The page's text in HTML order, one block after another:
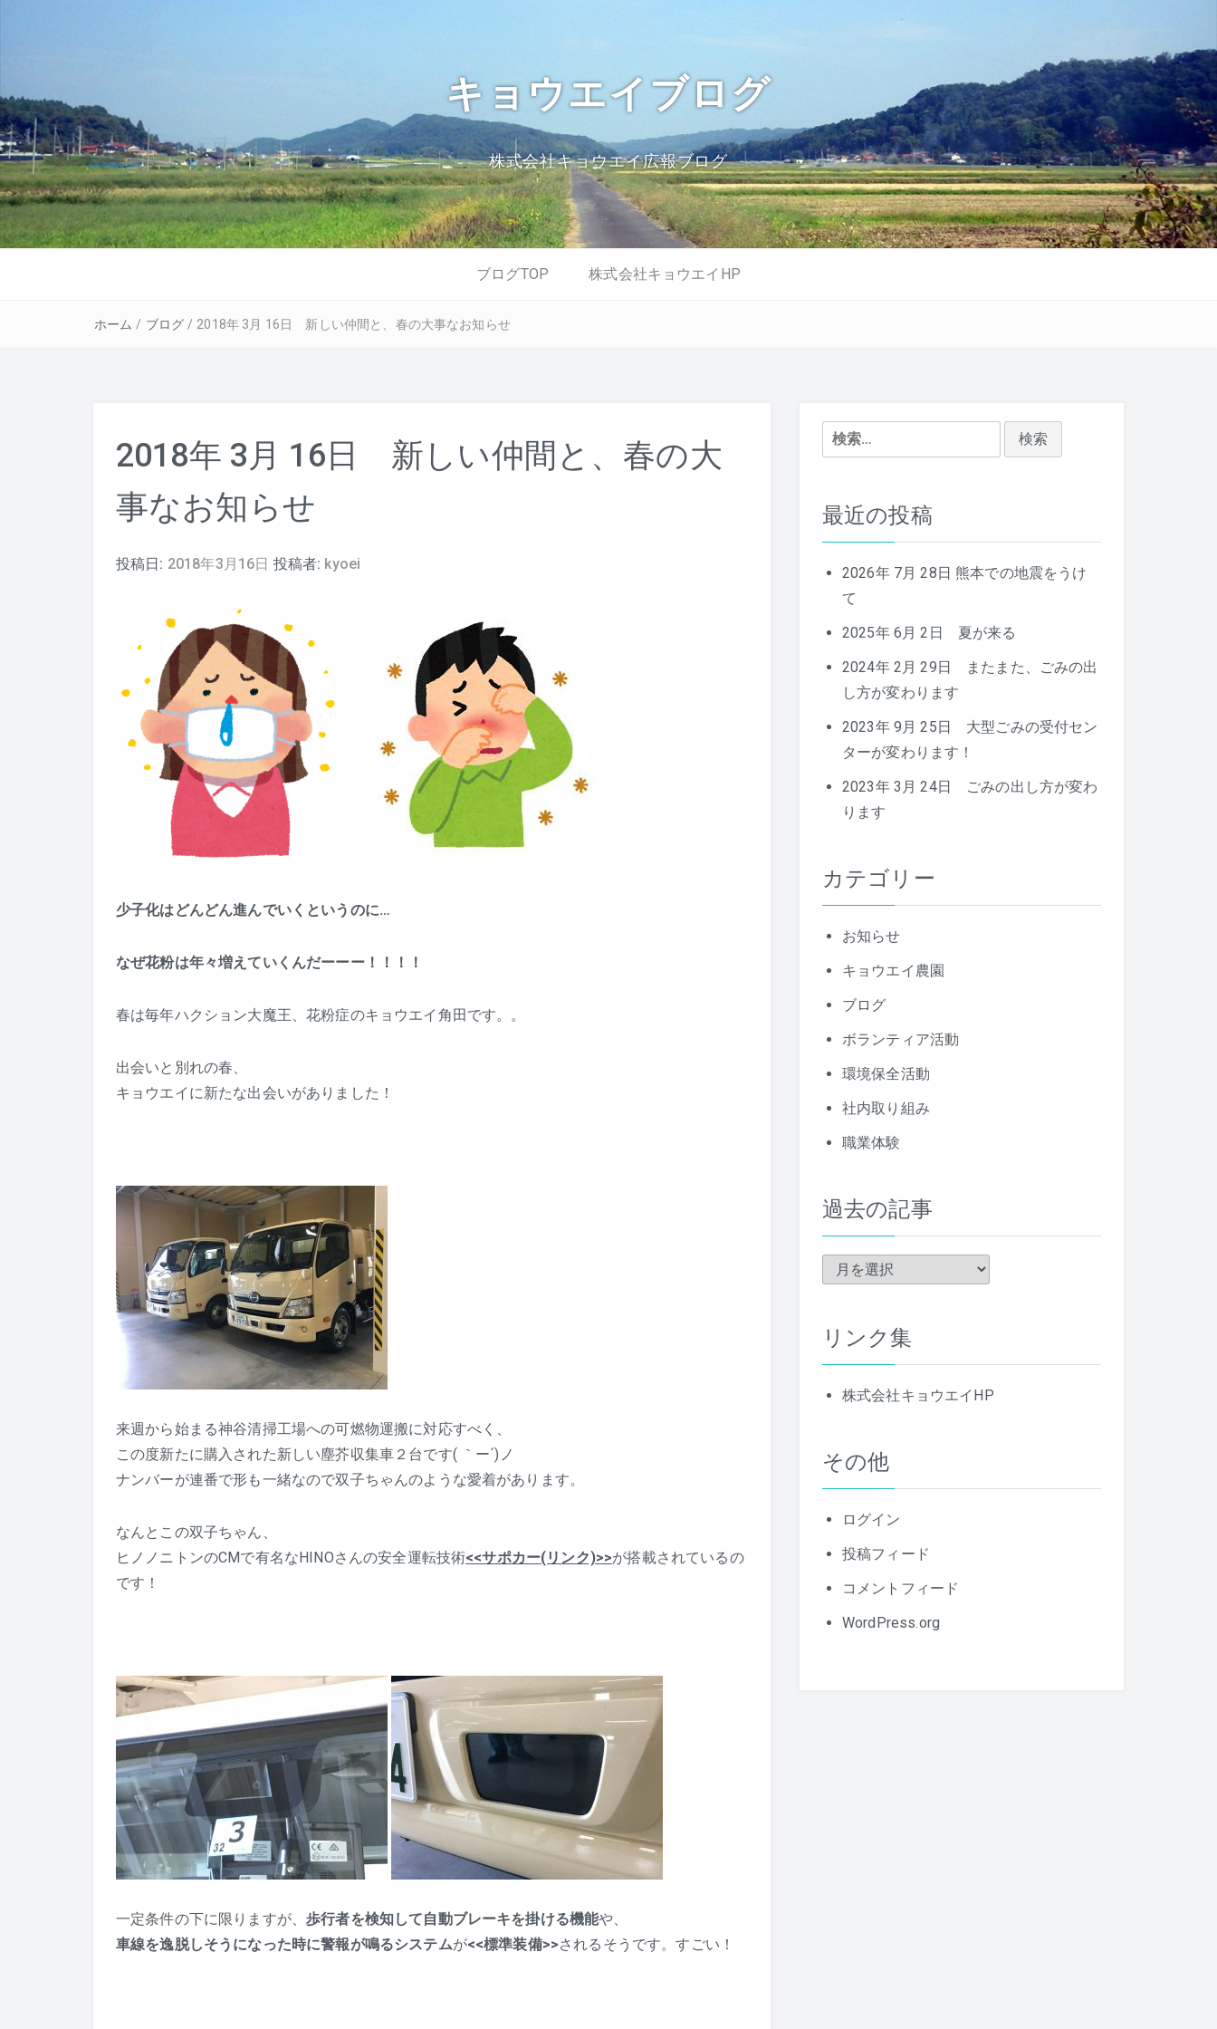
キョウエイブログ
株式会社キョウエイ広報ブログ
ブログTOP 株式会社キョウエイHP
ホーム / ブログ / 2018年 3月 16日 新しい仲間と、春の大事なお知らせ
2018年 3月 16日 新しい仲間と、春の大
事なお知らせ
投稿日: 2018年3月16日 投稿者: kyoei
少子化はどんどん進んでいくというのに…
なぜ花粉は年々増えていくんだーーー！！！！
春は毎年ハクション大魔王、花粉症のキョウエイ角田です。。
出会いと別れの春、
キョウエイに新たな出会いがありました！
来週から始まる神谷清掃工場への可燃物運搬に対応すべく、
この度新たに購入された新しい塵芥収集車２台です( ｀ー´)ノ
ナンバーが連番で形も一緒なので双子ちゃんのような愛着があります。
なんとこの双子ちゃん、
ヒノノニトンのCMで有名なHINOさんの安全運転技術<<サポカー(リンク)>>が搭載されているの
です！
一定条件の下に限りますが、歩行者を検知して自動ブレーキを掛ける機能や、
車線を逸脱しそうになった時に警報が鳴るシステムが<<標準装備>>されるそうです。すごい！
検
索:
最近の投稿
2026年 7月 28日 熊本での地震をうけ
て
2025年 6月 2日 夏が来る
2024年 2月 29日 またまた、ごみの出
し方が変わります
2023年 9月 25日 大型ごみの受付セン
ターが変わります！
2023年 3月 24日 ごみの出し方が変わ
ります
カテゴリー
お知らせ
キョウエイ農園
ブログ
ボランティア活動
環境保全活動
社内取り組み
職業体験
過去の記事
記
事
リンク集
株式会社キョウエイHP
その他
ログイン
投稿フィード
コメントフィード
WordPress.org